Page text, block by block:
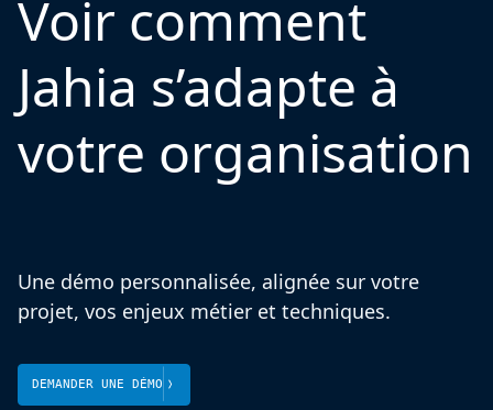
Voir comment
Jahia s’adapte à
votre organisation
Une démo personnalisée, alignée sur votre
projet, vos enjeux métier et techniques.
DEMANDER UNE DÉMO